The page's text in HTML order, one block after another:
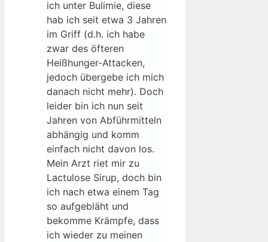
ich unter Bulimie, diese
hab ich seit etwa 3 Jahren
im Griff (d.h. ich habe
zwar des öfteren
Heißhunger-Attacken,
jedoch übergebe ich mich
danach nicht mehr). Doch
leider bin ich nun seit
Jahren von Abführmitteln
abhängig und komm
einfach nicht davon los.
Mein Arzt riet mir zu
Lactulose Sirup, doch bin
ich nach etwa einem Tag
so aufgebläht und
bekomme Krämpfe, dass
ich wieder zu meinen